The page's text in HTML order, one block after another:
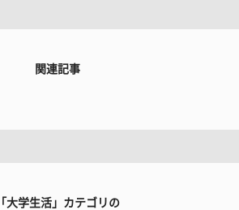
関連記事
「大学生活」カテゴリの